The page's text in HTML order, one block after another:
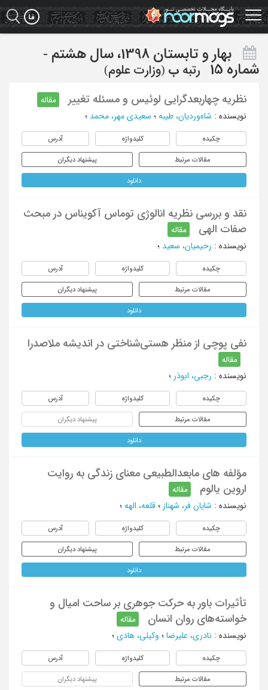
Skip
to
main
بهار و تابستان 1398، سال هشتم -
شماره 15
رتبه ب (وزارت علوم)
نظریه چهاربعدگرایی لوئیس و مسئله تغییر
مقاله
نویسنده : شاه‌وردیان، طیبه ؛ سعیدی مهر، محمد ؛
چکیده کلیدواژه آدرس
مقالات مرتبط پیشنهاد دیگران
دانلود
نقد و بررسی نظریه انالوژی توماس آکویناس در مبحث
صفات الهی
مقاله
نویسنده : رحیمیان، سعید ؛
چکیده کلیدواژه آدرس
مقالات مرتبط پیشنهاد دیگران
دانلود
نفی پوچی از منظر هستی‌شناختی در اندیشه ملاصدرا
مقاله
نویسنده : رجبی، ابوذر ؛
چکیده کلیدواژه آدرس
مقالات مرتبط پیشنهاد دیگران
دانلود
مؤلفه های مابعدالطبیعی معنای زندگی به روایت
اروین یالوم
مقاله
نویسنده : شایان فر، شهناز ؛ قلعه، الهه ؛
چکیده کلیدواژه آدرس
مقالات مرتبط پیشنهاد دیگران
دانلود
تأثیرات باور به حرکت جوهری بر ساحت امیال و
خواسته‌های روان انسان
مقاله
نویسنده : نادری، علیرضا ؛ وکیلی، هادی ؛
چکیده کلیدواژه آدرس
مقالات مرتبط پیشنهاد دیگران